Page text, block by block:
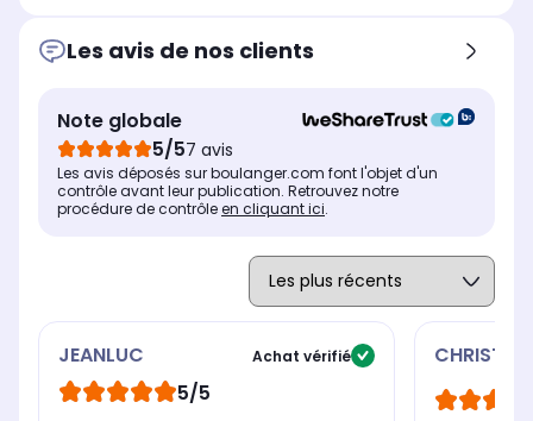
Les avis de nos clients
Note globale
5/57 avis
Les avis déposés sur boulanger.com font l'objet d'un
contrôle avant leur publication. Retrouvez notre
procédure de contrôleen cliquant ici.
JEANLUC Achat vérifié
5/5
CHRISTIAN